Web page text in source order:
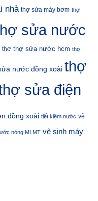
nhà thợ sửa máy bơm thợ
sửa nước
thơ thợ sửa nước hcm thợ
nước đồng xoài thợ
sửa điện
đồng xoài tiết kiệm nước vệ
nóng MLMT vệ sinh máy